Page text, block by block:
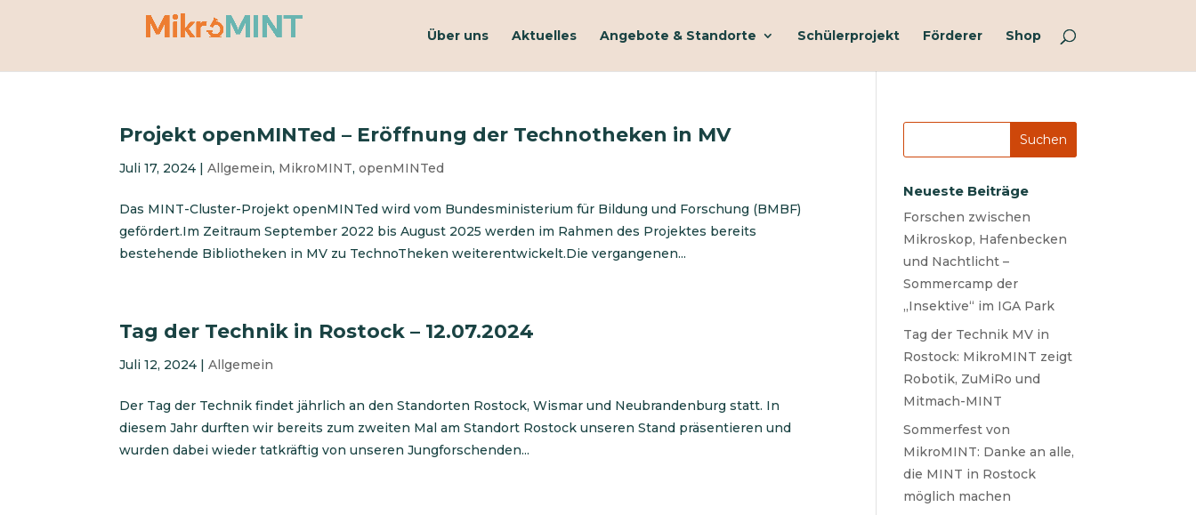
Über uns Aktuelles Angebote & Standorte Schülerprojekt Förderer Shop
Projekt openMINTed – Eröffnung der Technotheken in MV
Juli 17, 2024 |Allgemein, MikroMINT,openMINTed
Das MINT-Cluster-Projekt openMINTed wird vom Bundesministerium für Bildung und Forschung (BMBF)
gefördert.Im Zeitraum September 2022 bis August 2025 werden im Rahmen des Projektes bereits
bestehende Bibliotheken in MV zu TechnoTheken weiterentwickelt.Die vergangenen...
Tag der Technik in Rostock – 12.07.2024
Juli 12, 2024 |Allgemein
Der Tag der Technik findet jährlich an den Standorten Rostock, Wismar und Neubrandenburg statt. In
diesem Jahr durften wir bereits zum zweiten Mal am Standort Rostock unseren Stand präsentieren und
wurden dabei wieder tatkräftig von unseren Jungforschenden...
Neueste Beiträge
Forschen zwischen
Mikroskop, Hafenbecken
und Nachtlicht –
Sommercamp der
„Insektive“ im IGA Park
Tag der Technik MV in
Rostock: MikroMINT zeigt
Robotik, ZuMiRo und
Mitmach-MINT
Sommerfest von
MikroMINT: Danke an alle,
die MINT in Rostock
möglich machen